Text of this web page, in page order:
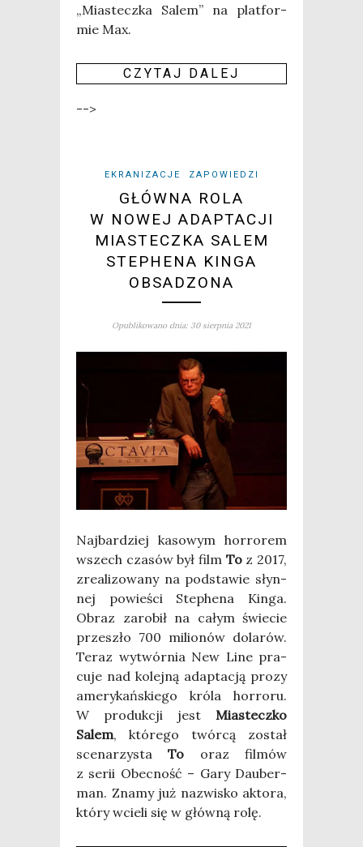
„Mia­stecz­ka Salem” na plat­for­
mie Max.
CZY­TAJ DALEJ
-->
EKRANIZACJE ZAPOWIEDZI
GŁÓWNA ROLA
W NOWEJ ADAPTACJI
MIASTECZKA SALEM
STEPHENA KINGA
OBSADZONA
Opublikowano dnia: 30 sierpnia 2021
Naj­bar­dziej kaso­wym hor­ro­rem
wszech cza­sów był film Toz 2017,
zre­ali­zo­wa­ny na pod­sta­wie słyn­
nej powie­ści Ste­phe­na Kin­ga.
Obraz zaro­bił na całym świe­cie
prze­szło 700 milio­nów dola­rów.
Teraz wytwór­nia New Line pra­
cu­je nad kolej­ną adap­ta­cją pro­zy
ame­ry­kań­skie­go kró­la hor­ro­ru.
W pro­duk­cji jest Mia­stecz­ko
Salem, któ­re­go twór­cą został
sce­na­rzy­staTo oraz fil­mów
z serii Obec­ność – Gary Dau­ber­
man. Zna­my już nazwi­sko akto­ra,
któ­ry wcie­li się w głów­ną rolę.